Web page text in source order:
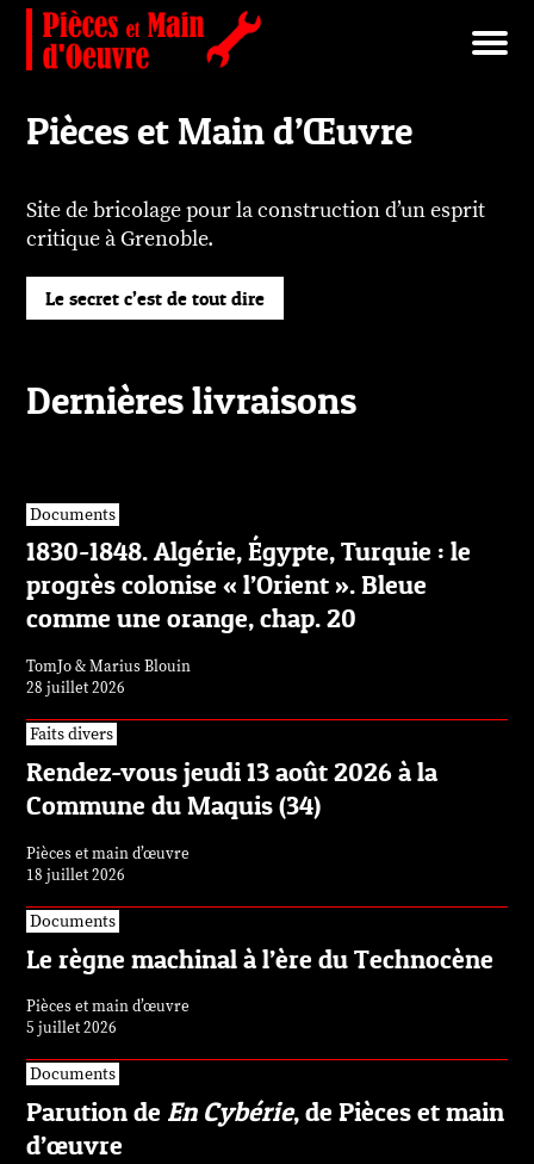
Pièces et Main d’Œuvre
Site de bricolage pour la construction d’un esprit
critique à Grenoble.
Le secret c’est de tout dire
Dernières livraisons
Documents
1830-1848. Algérie, Égypte, Turquie : le
progrès colonise « l’Orient ». Bleue
comme une orange, chap. 20
TomJo & Marius Blouin
28 juillet 2026
Faits divers
Rendez-vous jeudi 13 août 2026 à la
Commune du Maquis (34)
Pièces et main d’œuvre
18 juillet 2026
Documents
Le règne machinal à l’ère du Technocène
Pièces et main d’œuvre
5 juillet 2026
Documents
Parution de En Cybérie, de Pièces et main
d’œuvre